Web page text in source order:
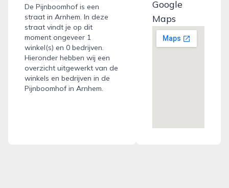
De Pijnboomhof is een
straat in Arnhem. In deze
straat vindt je op dit
moment ongeveer 1
winkel(s) en 0 bedrijven.
Hieronder hebben wij een
overzicht uitgewerkt van de
winkels en bedrijven in de
Pijnboomhof in Arnhem.
Google
Maps